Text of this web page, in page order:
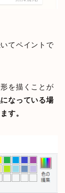
てペイントで
を描くことが
なっている場
す。